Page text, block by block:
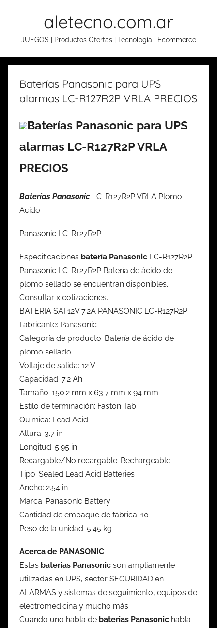
aletecno.com.ar
JUEGOS | Productos Ofertas | Tecnología | Ecommerce
Baterías Panasonic para UPS
alarmas LC-R127R2P VRLA PRECIOS
Baterías Panasonic para UPS
alarmas LC-R127R2P VRLA
PRECIOS
Baterías Panasonic LC-R127R2P VRLA Plomo
Acido
Panasonic LC-R127R2P
Especificaciones batería Panasonic LC-R127R2P
Panasonic LC-R127R2P Batería de ácido de
plomo sellado se encuentran disponibles.
Consultar x cotizaciones.
BATERIA SAI 12V 7.2A PANASONIC LC-R127R2P
Fabricante: Panasonic
Categoría de producto: Batería de ácido de
plomo sellado
Voltaje de salida: 12 V
Capacidad: 7.2 Ah
Tamaño: 150.2 mm x 63.7 mm x 94 mm
Estilo de terminación: Faston Tab
Química: Lead Acid
Altura: 3.7 in
Longitud: 5.95 in
Recargable/No recargable: Rechargeable
Tipo: Sealed Lead Acid Batteries
Ancho: 2.54 in
Marca: Panasonic Battery
Cantidad de empaque de fábrica: 10
Peso de la unidad: 5.45 kg
Acerca de PANASONIC
Estas baterias Panasonic son ampliamente
utilizadas en UPS, sector SEGURIDAD en
ALARMAS y sistemas de seguimiento, equipos de
electromedicina y mucho más.
Cuando uno habla de baterias Panasonic habla